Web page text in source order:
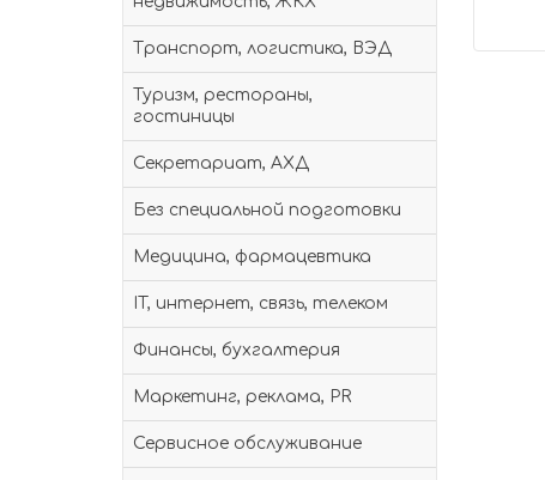
Транспорт, логистика, ВЭД
Туризм, рестораны,
гостиницы
Секретариат, АХД
Без специальной подготовки
Медицина, фармацевтика
IT, интернет, связь, телеком
Финансы, бухгалтерия
Маркетинг, реклама, PR
Сервисное обслуживание